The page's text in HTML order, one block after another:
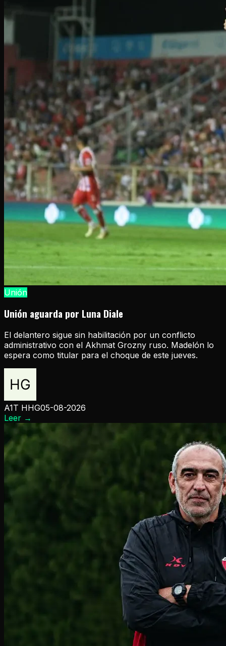
Unión
Unión aguarda por Luna Diale
El delantero sigue sin habilitación por un conflicto
administrativo con el Akhmat Grozny ruso. Madelón lo
espera como titular para el choque de este jueves.
A1T HHG05-08-2026
Leer →